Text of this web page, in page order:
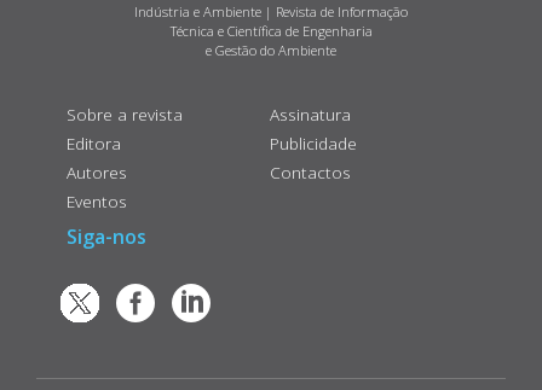
Indústria e Ambiente | Revista de Informação
Técnica e Científica de Engenharia
e Gestão do Ambiente
Sobre a revista
Editora
Autores
Eventos
Assinatura
Publicidade
Contactos
Siga-nos